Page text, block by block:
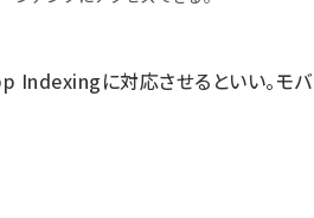
Indexingに対応させるといい。モバ